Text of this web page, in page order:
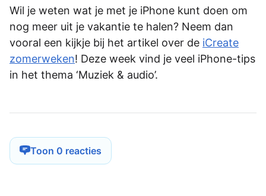
Wil je weten wat je met je iPhone kunt doen om
nog meer uit je vakantie te halen? Neem dan
vooral een kijkje bij het artikel over de iCreate
zomerweken! Deze week vind je veel iPhone-tips
in het thema ‘Muziek & audio’.
Toon 0 reacties